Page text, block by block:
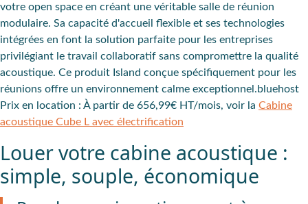
votre open space en créant une véritable salle de réunion
modulaire. Sa capacité d'accueil flexible et ses technologies
intégrées en font la solution parfaite pour les entreprises
privilégiant le travail collaboratif sans compromettre la qualité
acoustique. Ce produit Island conçue spécifiquement pour les
réunions offre un environnement calme exceptionnel.bluehost
Prix en location : À partir de 656,99€ HT/mois, voir la Cabine
acoustique Cube L avec électrification
Louer votre cabine acoustique :
simple, souple, économique